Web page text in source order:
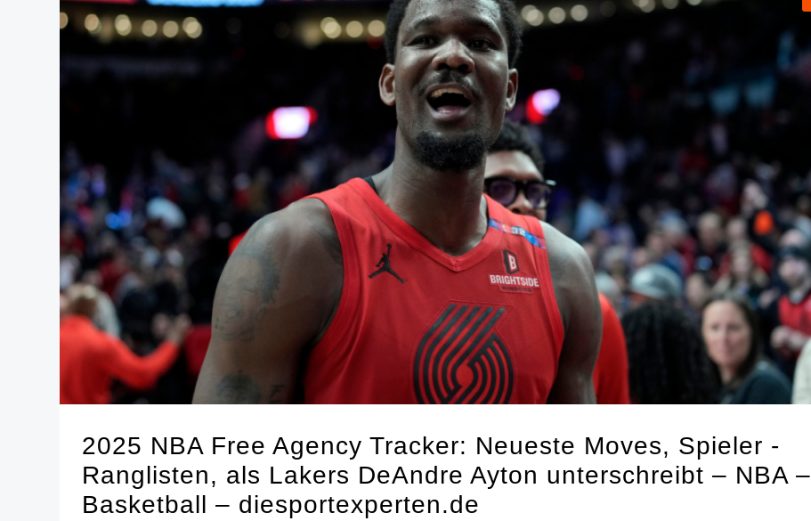
2025 NBA Free Agency Tracker: Neueste Moves, Spieler -
Ranglisten, als Lakers DeAndre Ayton unterschreibt – NBA –
Basketball – diesportexperten.de